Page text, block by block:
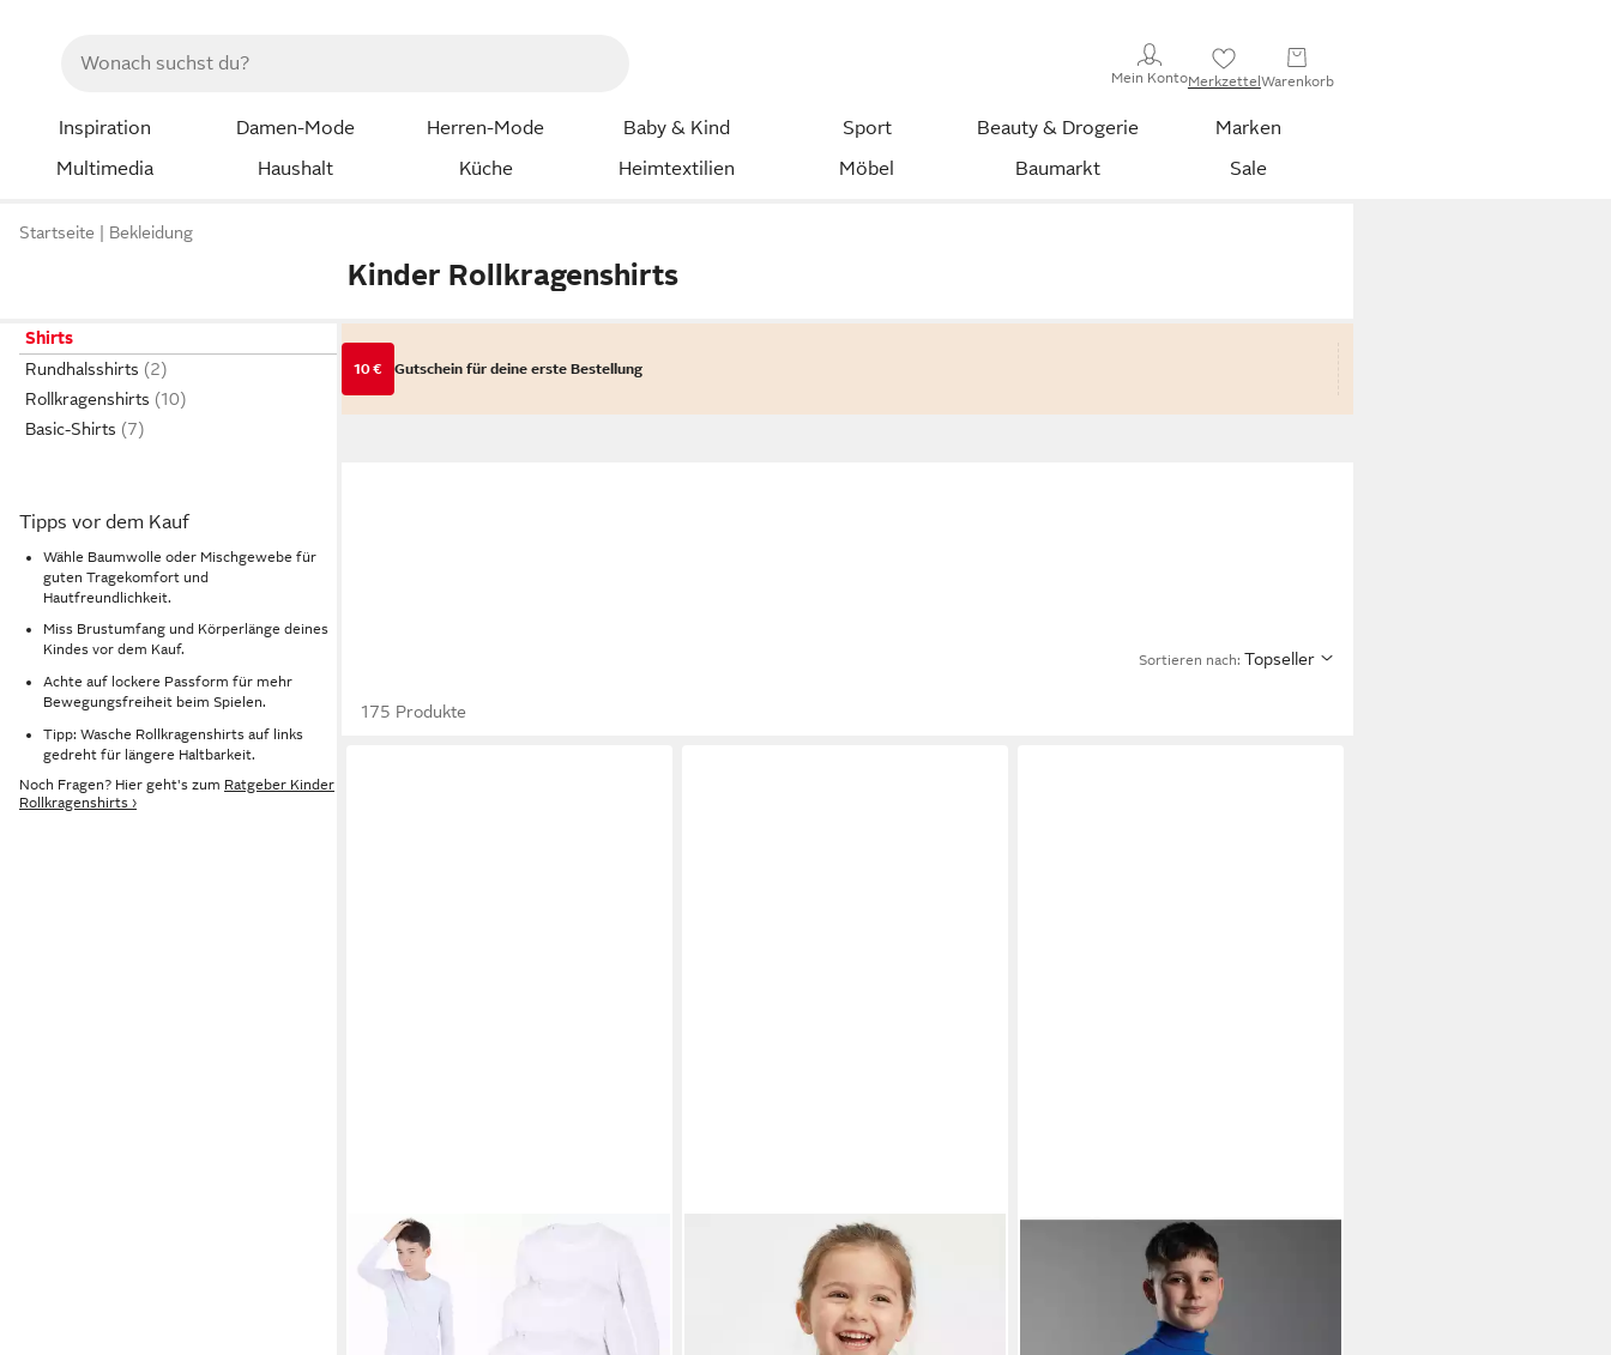
Mein KontoMerkzettelWarenkorb
Inspiration Damen-Mode Herren-Mode Baby & Kind Sport Beauty & Drogerie
Marken
Multimedia
Haushalt Küche Heimtextilien Möbel Baumarkt Sale
Startseite Bekleidung
Kinder Rollkragenshirts
Shirts
Rundhalsshirts
Rollkragenshirts
Basic-Shirts
Tipps vor dem Kauf
Wähle Baumwolle oder Mischgewebe für
guten Tragekomfort und
Hautfreundlichkeit.
Miss Brustumfang und Körperlänge deines
Kindes vor dem Kauf.
Achte auf lockere Passform für mehr
Bewegungsfreiheit beim Spielen.
Tipp: Wasche Rollkragenshirts auf links
gedreht für längere Haltbarkeit.
Noch Fragen? Hier geht's zum Ratgeber Kinder
Rollkragenshirts ›
10 € Gutschein für deine erste Bestellung
Sortieren nach: Topseller
175 Produkte